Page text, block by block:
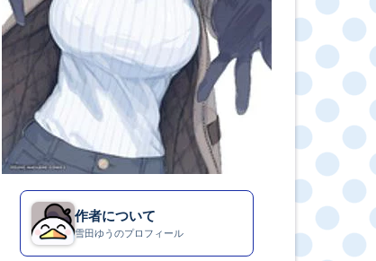
作者について
雪田ゆうのプロフィール